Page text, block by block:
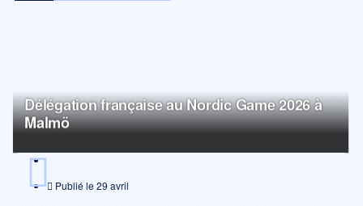
Délégation française au Nordic Game 2026 à
Malmö
Publié le 29 avril